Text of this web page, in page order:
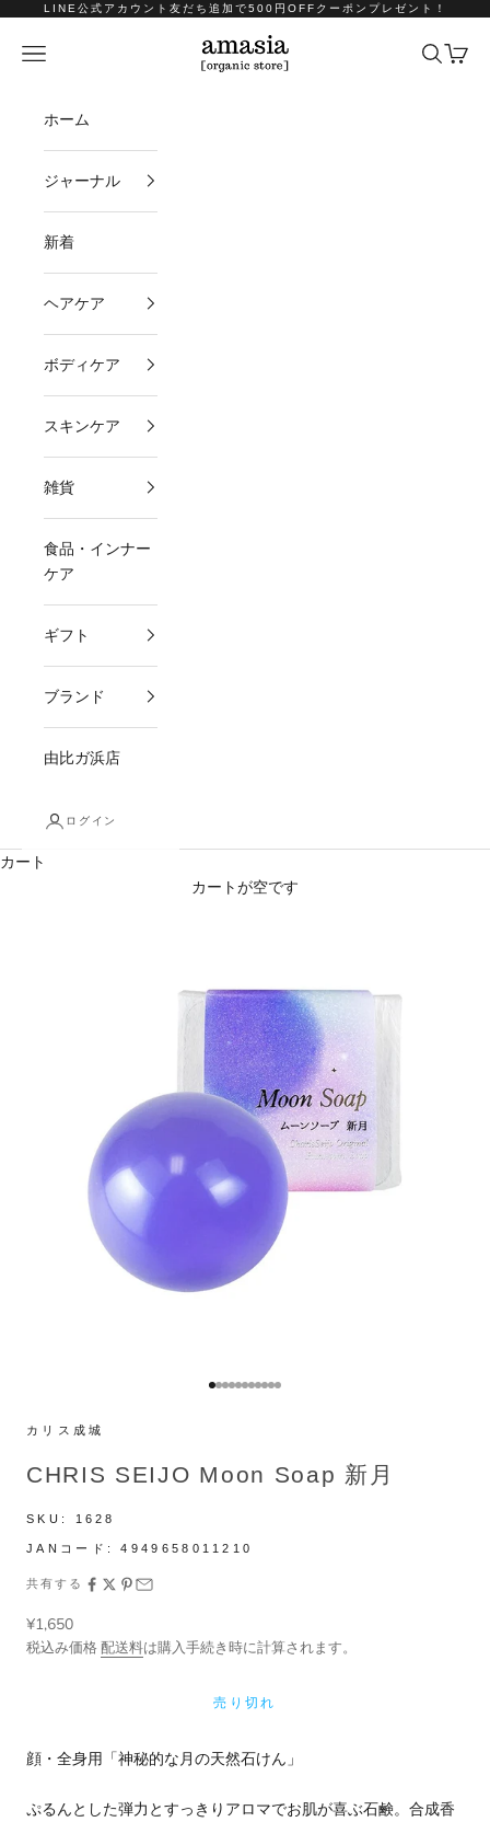
コンテンツへスキップ
LINE公式アカウント友だち追加で500円OFFクーポンプレゼント！
amasia organic store
メニュー 検索カート
ホーム
ジャーナル
新着
ヘアケア
ボディケア
スキンケア
雑貨
食品・インナー
ケア
ギフト
ブランド
由比ガ浜店
ログイン
カート
カートが空です
I18n Error: Missing interpolation value
I18n Error: Missing interpolation value
I18n Error: Missing interpolation value
I18n Error: Missing interpolation
I18n Error: Missing interpolation
I18n Error: Missing interpolation
I18n Error: Missing interpolation
I18n Error: Missing interpolation
I18n Error: Missing interpolation
I18n Error: Missing
I18n Error: Missing
カリス成城
CHRIS SEIJO Moon Soap 新月
SKU: 1628
JANコード:4949658011210
共有する
セール価格
¥1,650
税込み価格配送料は購入手続き時に計算されます。
売り切れ
顔・全身用「神秘的な月の天然石けん」
ぷるんとした弾力とすっきりアロマでお肌が喜ぶ石鹸。合成香